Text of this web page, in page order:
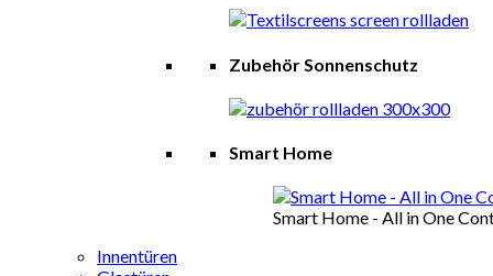
Zubehör Sonnenschutz
Smart Home
Smart Home - All in One
Innentüren